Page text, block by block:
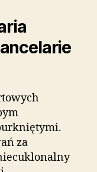
za